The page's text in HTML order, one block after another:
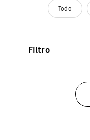
Todo
Filtro